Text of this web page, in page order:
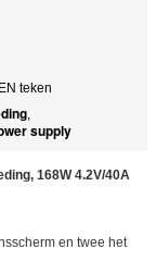
teken
,
supply
168W 4.2V/40A
en twee het